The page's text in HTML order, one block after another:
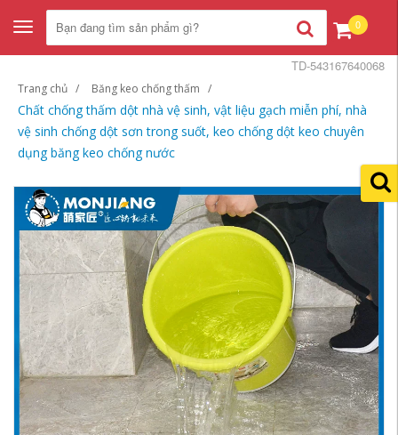
Toggle
navigation
0
Trang chủ Băng keo chống thấm
Chất chống thấm dột nhà vệ sinh, vật liệu gạch miễn phí, nhà
vệ sinh chống dột sơn trong suốt, keo chống dột keo chuyên
dụng băng keo chống nước
TD-543167640068